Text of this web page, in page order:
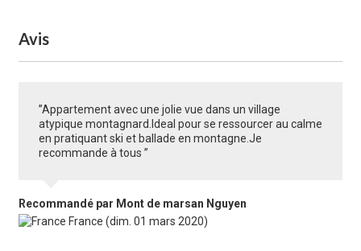
Avis
”Appartement avec une jolie vue dans un village
atypique montagnard.Ideal pour se ressourcer au calme
en pratiquant ski et ballade en montagne.Je
recommande à tous ”
Recommandé par Mont de marsan Nguyen
France (dim. 01 mars 2020)